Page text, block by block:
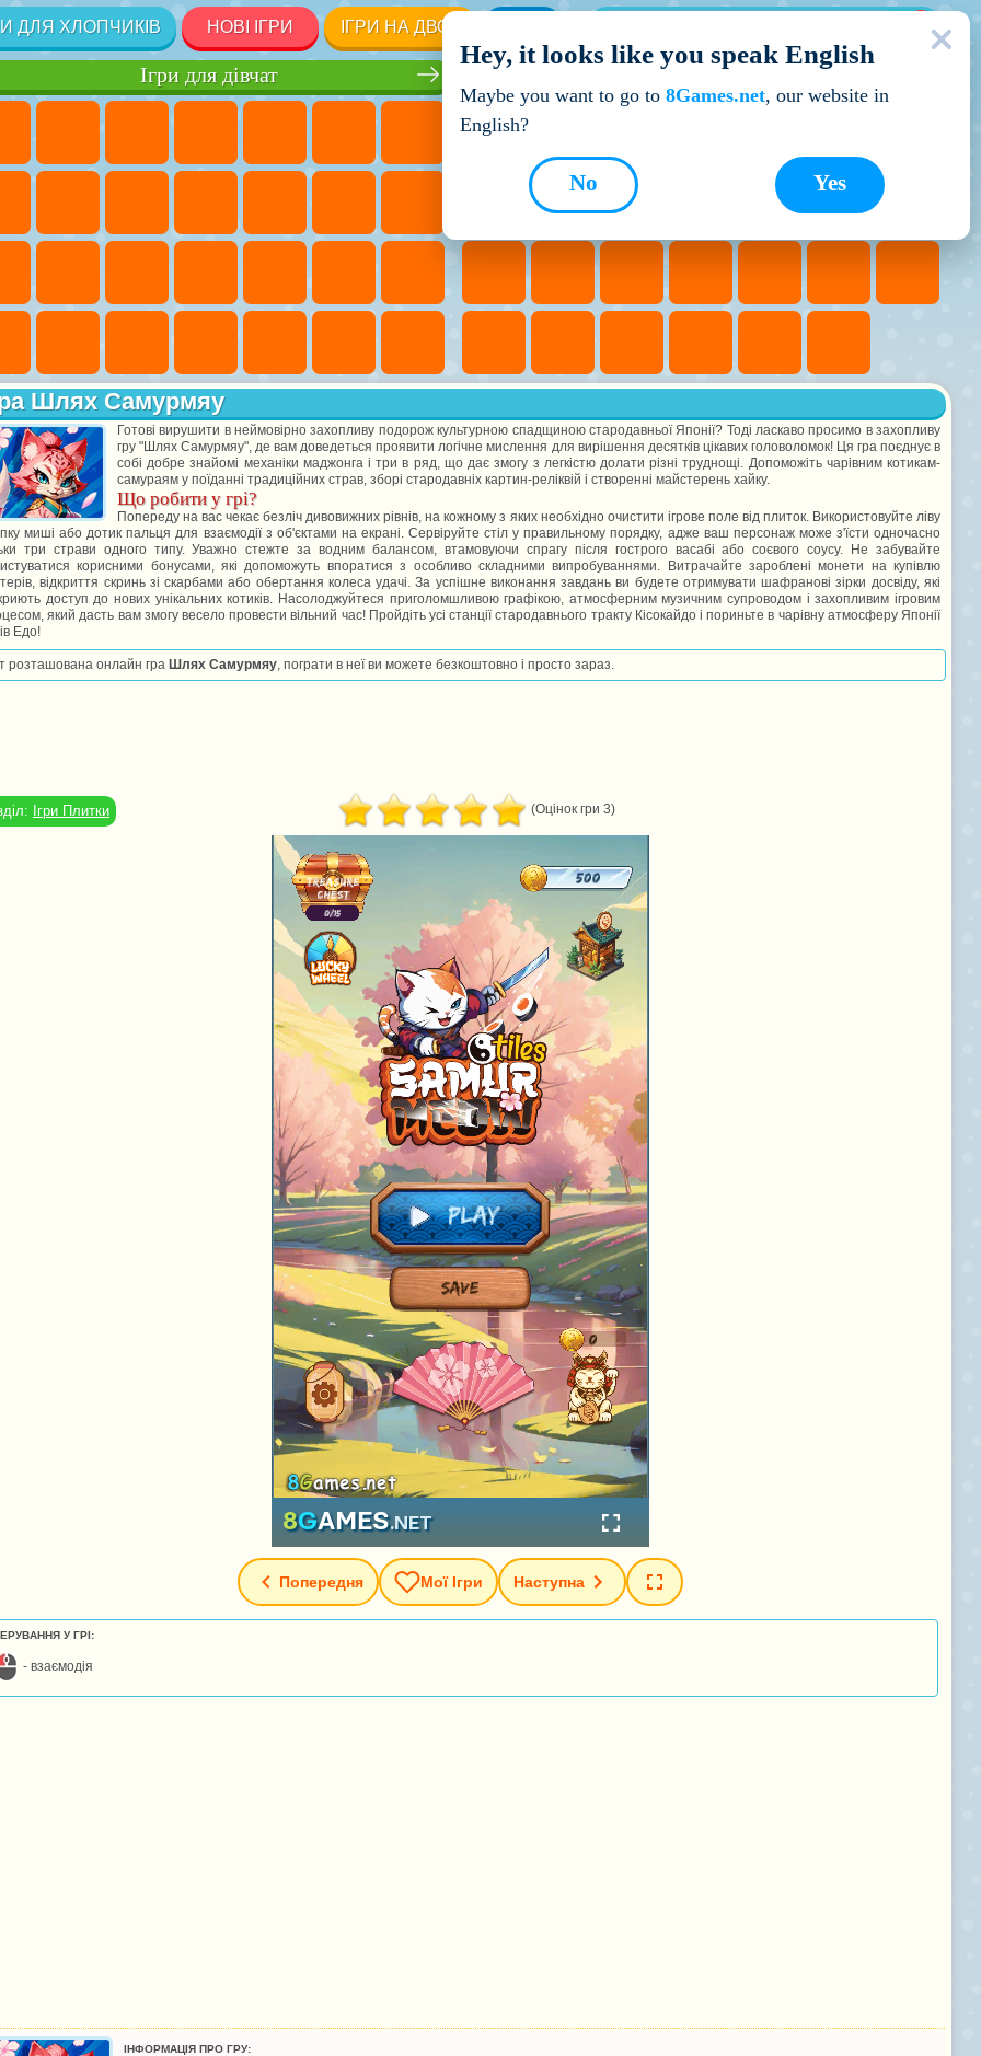
ДЛЯ ХЛОПЧИКІВ НОВІ ІГРИ ІГРИ НА ДВОХ
Кращі ігри
Ігри для дівчат
Шлях Самурмяу
Готові вирушити в неймовірно захопливу подорож культурною спадщиною стародавньої Японії? Тоді ласкаво просимо в захопливу
гру "Шлях Самурмяу", де вам доведеться проявити логічне мислення для вирішення десятків цікавих головоломок! Ця гра поєднує в
собі добре знайомі механіки маджонга і три в ряд, що дає змогу з легкістю долати різні труднощі. Допоможіть чарівним котикам-
самураям у поїданні традиційних страв, зборі стародавніх картин-реліквій і створенні майстерень хайку.
Що робити у грі?
Попереду на вас чекає безліч дивовижних рівнів, на кожному з яких необхідно очистити ігрове поле від плиток. Використовуйте ліву
миші або дотик пальця для взаємодії з об'єктами на екрані. Сервіруйте стіл у правильному порядку, адже ваш персонаж може з'їсти одночасно
три страви одного типу. Уважно стежте за водним балансом, втамовуючи спрагу після гострого васабі або соєвого соусу. Не забувайте
корисними бонусами, які допоможуть впоратися з особливо складними випробуваннями. Витрачайте зароблені монети на купівлю
відкриття скринь зі скарбами або обертання колеса удачі. За успішне виконання завдань ви будете отримувати шафранові зірки досвіду, які
доступ до нових унікальних котиків. Насолоджуйтеся приголомшливою графікою, атмосферним музичним супроводом і захопливим ігровим
який дасть вам змогу весело провести вільний час! Пройдіть усі станції стародавнього тракту Кісокайдо і пориньте в чарівну атмосферу Японії
Едо!
розташована онлайн гра Шлях Самурмяу, пограти в неї ви можете безкоштовно і просто зараз.
Ігри Плитки (Оцінок гри 3)
Попередня Мої Ігри Наступна
У ГРІ:
- взаємодія
ІНФОРМАЦІЯ ПРО ГРУ:
Hey, it looks like you speak English
Maybe you want to go to 8Games.net, our website in
English?
Yes
No